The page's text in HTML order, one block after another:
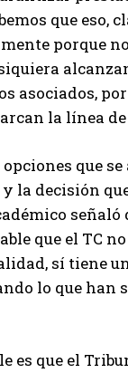
que eso,
porque
asociados,
la línea de
que
la decisión
señaló
que el TC
sí tiene
lo que han
es que el